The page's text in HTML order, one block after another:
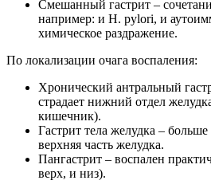
Смешанный гастрит –
например: и H. pylori, и
химическое раздражение.
По локализации очага воспаления:
Хронический антральный
страдает нижний отдел
кишечник).
Гастрит тела желудка –
верхняя часть желудка.
Пангастрит – воспален
верх, и низ).